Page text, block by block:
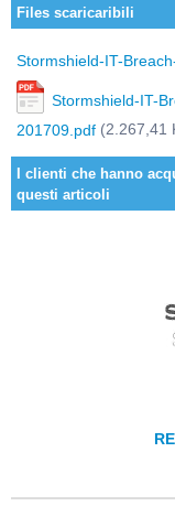
Files scaricaribili
Stormshield-IT-
Stormshield-IT-
201709.pdf (2.267,41
I clienti che hanno
questi articoli